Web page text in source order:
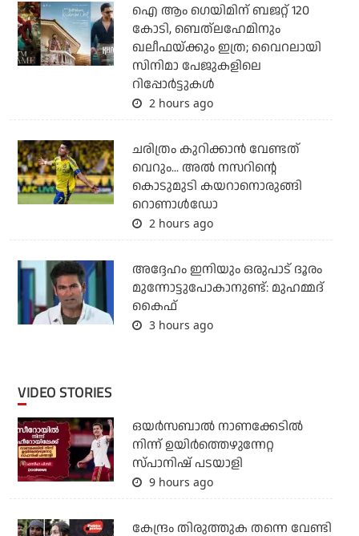
ഐ ആം ഗെയിമിന് ബജറ്റ് 120
കോടി, ബെത്‌ലഹേമിനും
ഖലീഫയ്ക്കും ഇത്ര; വൈറലായി
സിനിമാ പേജുകളിലെ
റിപ്പോര്‍ട്ടുകള്‍
2 hours ago
ചരിത്രം കുറിക്കാന്‍ വേണ്ടത്
വെറും... അല്‍ നസറിന്റെ
കൊടുമുടി കയറാനൊരുങ്ങി
റൊണാള്‍ഡോ
2 hours ago
അദ്ദേഹം ഇനിയും ഒരുപാട് ദൂരം
മുന്നോട്ടുപോകാനുണ്ട്: മുഹമ്മദ്
കൈഫ്
3 hours ago
VIDEO STORIES
ഒയര്‍സബാൽ നാണക്കേടിൽ
നിന്ന് ഉയിർത്തെഴുന്നേറ്റ
സ്പാനിഷ് പടയാളി
9 hours ago
കേന്ദ്രം തിരുത്തുക തന്നെ വേണ്ടി